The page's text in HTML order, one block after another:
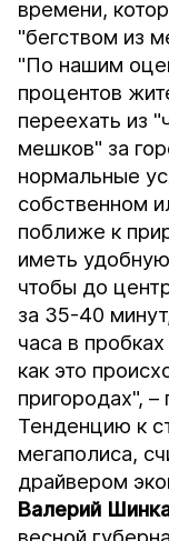
времени,
"бегством из
"По нашим
процентов
переехать из
мешков" за
нормальные
собственном
поближе к
иметь
чтобы до
за 35-40
часа в
как это
пригородах", –
Тенденцию к
мегаполиса,
драйвером
Валерий